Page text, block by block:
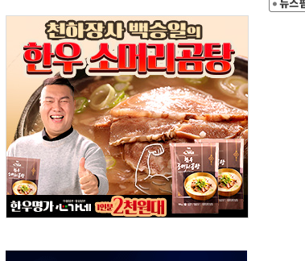
트레이드데스크·웬디스↓
점"
도전 총력"